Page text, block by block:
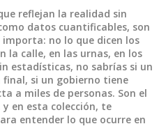
reflejan la realidad sin
datos cuantificables, son
no lo que dicen los
la calle, en las urnas, en los
estadísticas, no sabrías si un
final, si un gobierno tiene
a miles de personas. Son el
en esta colección, te
entender lo que ocurre en